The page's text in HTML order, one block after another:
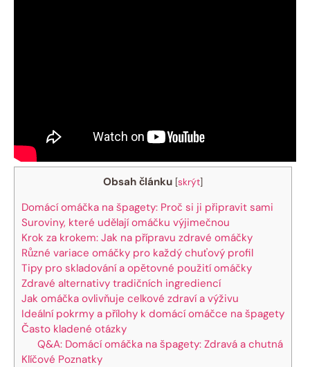
Obsah článku [skrýt]
Domácí omáčka na špagety: Proč si ji připravit sami
Suroviny, které udělají omáčku výjimečnou
Krok za krokem: Jak na přípravu zdravé omáčky
Různé variace omáčky pro každý chuťový profil
Tipy pro skladování a opětovné použití omáčky
Zdravé alternativy tradičních ingrediencí
Jak omáčka ovlivňuje celkové zdraví a výživu
Ideální pokrmy a přílohy k domácí omáčce na špagety
Často kladené otázky
Q&A: Domácí omáčka na špagety: Zdravá a chutná
Klíčové Poznatky